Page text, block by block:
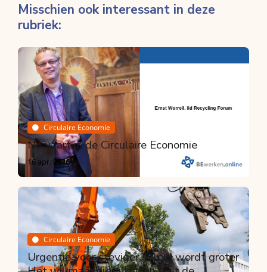
Misschien ook interessant in deze
rubriek:
Circulaire Economie
Nu vaart in de Circulaire Economie
16 apr. 2026
Circulaire Economie
Urgentie voor steviger beleid wordt groter